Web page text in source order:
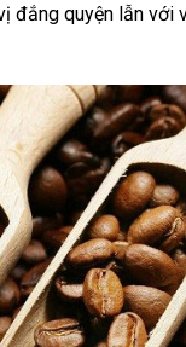
đắng quyện lẫn với